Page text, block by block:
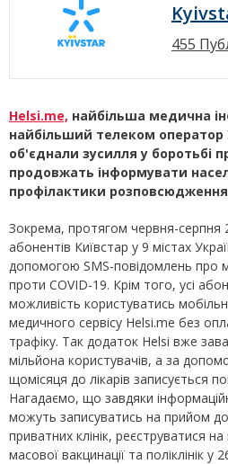
455
Helsi.me, найбільша медична
найбільший телеком оператор
об'єднали зусилля у боротьбі
продовжать інформувати
профілактики
Зокрема, протягом червня-серпня
абонентів Київстар у 9 містах
допомогою SMS-повідомлень про
проти COVID-19. Крім того, усі
можливість користуватись
медичного сервісу Helsi.me без
трафіку. Так додаток Helsi вже
мільйона користувачів, а за
щомісяця до лікарів записується
Нагадаємо, що завдяки
можуть записуватись на прийом
приватних клінік, реєструватися
масової вакцинації та поліклінік у